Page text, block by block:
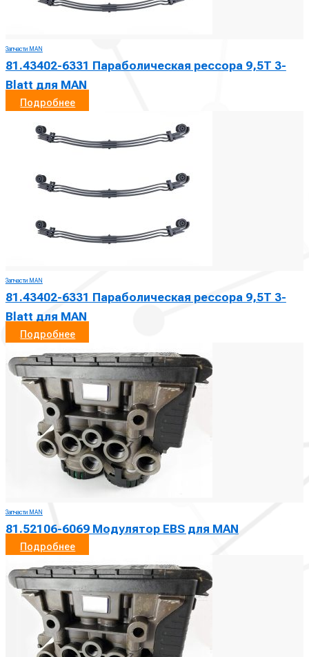
Запчасти MAN
81.43402-6331 Параболическая рессора 9,5T 3-
Blatt для MAN
Подробнее
Запчасти MAN
81.43402-6331 Параболическая рессора 9,5T 3-
Blatt для MAN
Подробнее
Запчасти MAN
81.52106-6069 Модулятор EBS для MAN
Подробнее